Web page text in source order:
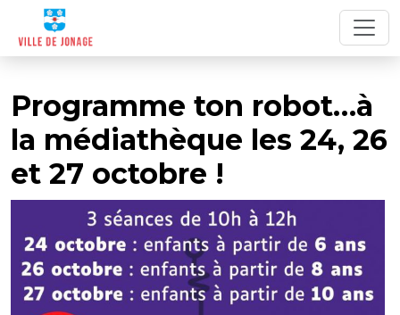
Programme ton robot…à
la médiathèque les 24, 26
et 27 octobre !